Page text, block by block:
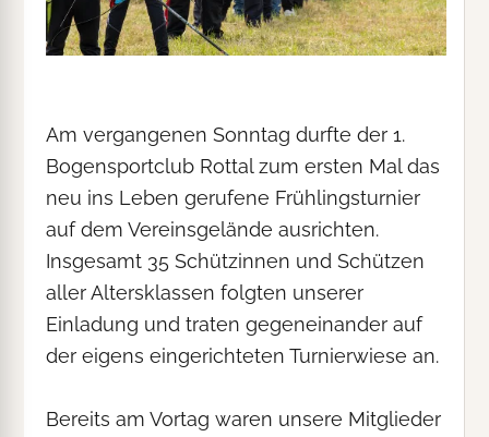
Am vergangenen Sonntag durfte der 1.
Bogensportclub Rottal zum ersten Mal das
neu ins Leben gerufene Frühlingsturnier
auf dem Vereinsgelände ausrichten.
Insgesamt 35 Schützinnen und Schützen
aller Altersklassen folgten unserer
Einladung und traten gegeneinander auf
der eigens eingerichteten Turnierwiese an.
Bereits am Vortag waren unsere Mitglieder